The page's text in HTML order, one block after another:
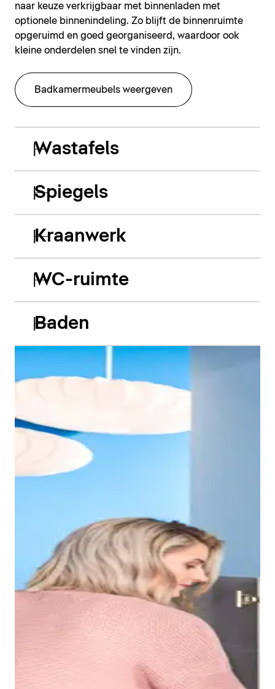
naar keuze verkrijgbaar met binnenladen met
optionele binnenindeling. Zo blijft de binnenruimte
opgeruimd en goed georganiseerd, waardoor ook
kleine onderdelen snel te vinden zijn.
Badkamermeubels weergeven
Wastafels
Spiegels
Kraanwerk
WC-ruimte
Baden